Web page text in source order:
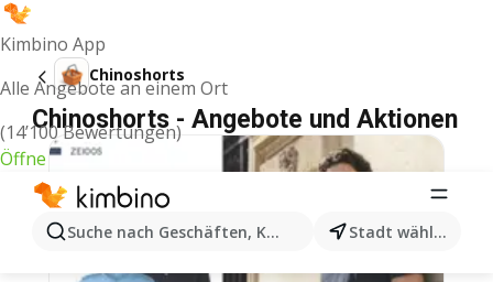
Kimbino App
Alle Angebote an einem Ort
(14’100 Bewertungen)
Öffne
Suche nach Geschäften, Kategorien, Produkten...
Stadt wählen
Chinoshorts
Chinoshorts - Angebote und Aktionen